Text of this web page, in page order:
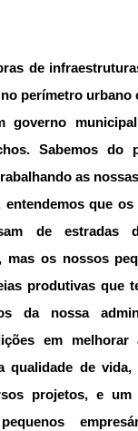
de
perímetro urbano
governo
Sabemos do
as
que os
de estradas
mas os nossos
produtivas que
da nossa
em melhorar
qualidade de vida,
projetos, e